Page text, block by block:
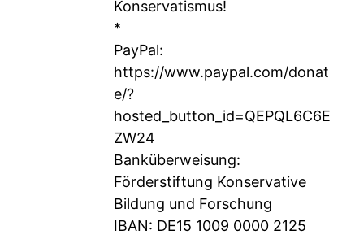
Konservatismus!
*
PayPal:
https://www.paypal.com/donat
e/?
hosted_button_id=QEPQL6C6E
ZW24
Banküberweisung:
Förderstiftung Konservative
Bildung und Forschung
IBAN: DE15 1009 0000 2125